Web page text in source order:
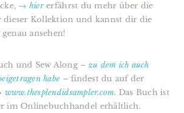
→ hier erfährst du mehr über die
dieser Kollektion und kannst dir die
ansehen!
und Sew Along – zu dem ich auch
habe – findest du auf der
www.thesplendidsampler.com. Das Buch ist
im Onlinebuchhandel erhältlich.